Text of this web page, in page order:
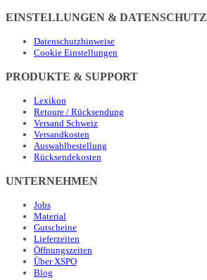
EINSTELLUNGEN & DATENSCHUTZ
Datenschutzhinweise
Cookie Einstellungen
PRODUKTE & SUPPORT
Lexikon
Retoure / Rücksendung
Versand Schweiz
Versandkosten
Auswahlbestellung
Rücksendekosten
UNTERNEHMEN
Jobs
Material
Gutscheine
Lieferzeiten
Öffnungszeiten
Über XSPO
Blog